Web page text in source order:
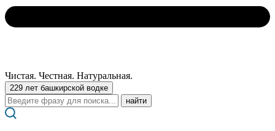
Чистая. Честная. Натуральная.
229 лет башкирской водке
Поиск: